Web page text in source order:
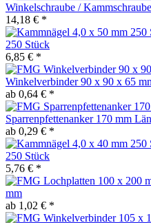
Winkelschraube /
14,18 € *
250 Stück
6,85 € *
Winkelverbinder 90 x 90 x 65
ab 0,64 € *
Sparrenpfettenanker 170 mm
ab 0,29 € *
250 Stück
5,76 € *
mm
ab 1,02 € *